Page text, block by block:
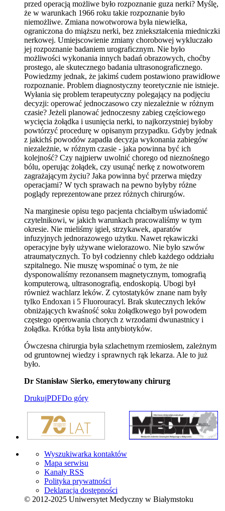
przed operacją możliwe było rozpoznanie guza nerki? Myślę,
że w warunkach 1966 roku takie rozpoznanie było
niemożliwe. Zmiana nowotworowa była niewielka,
ograniczona do miąższu nerki, bez zniekształcenia miedniczki
nerkowej. Umiejscowienie zmiany chorobowej wykluczało
jej rozpoznanie badaniem urograficznym. Nie było
możliwości wykonania innych badań obrazowych, choćby
prostego, ale skutecznego badania ultrasonograficznego.
Powiedzmy jednak, że jakimś cudem postawiono prawidłowe
rozpoznanie. Problem diagnostyczny teoretycznie nie istnieje.
Wyłania się problem terapeutyczny polegający na podjęciu
decyzji: operować jednoczasowo czy niezależnie w różnym
czasie? Jeżeli planować jednoczesny zabieg częściowego
wycięcia żołądka i usunięcia nerki, to najkorzystniej byłoby
powtórzyć procedurę w opisanym przypadku. Gdyby jednak
z jakichś powodów zapadła decyzja wykonania zabiegów
niezależnie, w różnym czasie - jaka powinna być ich
kolejność? Czy najpierw uwolnić chorego od nieznośnego
bólu, operując żołądek, czy usunąć nerkę z nowotworem
zagrażającym życiu? Jaka powinna być przerwa między
operacjami? W tych sprawach na pewno byłyby różne
poglądy reprezentowane przez różnych chirurgów.
Na marginesie opisu tego pacjenta chciałbym uświadomić
czytelnikowi, w jakich warunkach pracowaliśmy w tym
okresie. Nie mieliśmy igieł, strzykawek, aparatów
infuzyjnych jednorazowego użytku. Nawet rękawiczki
operacyjne były używane wielorazowo. Nie było szwów
atraumatycznych. To był codzienny chleb każdego oddziału
szpitalnego. Nie muszę wspominać o tym, że nie
dysponowaliśmy rezonansem magnetycznym, tomografią
komputerową, ultrasonografią, endoskopią. Ubogi był
również wachlarz leków. Z cytostatyków znane nam były
tylko Endoxan i 5 Fluorouracyl. Brak skutecznych leków
obniżających kwaśność soku żołądkowego był powodem
częstego operowania chorych z wrzodami dwunastnicy i
żołądka. Krótka była lista antybiotyków.
Ówczesna chirurgia była szlachetnym rzemiosłem, zależnym
od gruntownej wiedzy i sprawnych rąk lekarza. Ale to już
było.
Dr Stanisław Sierko, emerytowany chirurg
DrukujPDFDo góry
Wyszukiwarka kontaktów
Mapa serwisu
Kanały RSS
Polityka prywatności
Deklaracja dostępności
© 2012-2025 Uniwersytet Medyczny w Białymstoku